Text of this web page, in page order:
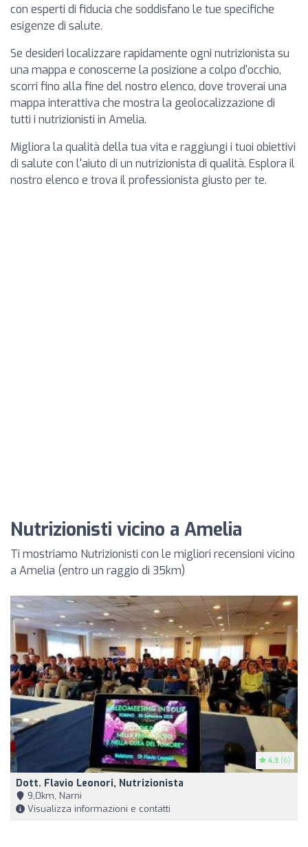
con esperti di fiducia che soddisfano le tue specifiche
esigenze di salute.
Se desideri localizzare rapidamente ogni nutrizionista su
una mappa e conoscerne la posizione a colpo d'occhio,
scorri fino alla fine del nostro elenco, dove troverai una
mappa interattiva che mostra la geolocalizzazione di
tutti i nutrizionisti in Amelia.
Migliora la qualità della tua vita e raggiungi i tuoi obiettivi
di salute con l'aiuto di un nutrizionista di qualità. Esplora il
nostro elenco e trova il professionista giusto per te.
Nutrizionisti vicino a Amelia
Ti mostriamo Nutrizionisti con le migliori recensioni vicino
a Amelia (entro un raggio di 35km)
4.3 (6)
Dott. Flavio Leonori, Nutrizionista
9,0km, Narni
Visualizza informazioni e contatti